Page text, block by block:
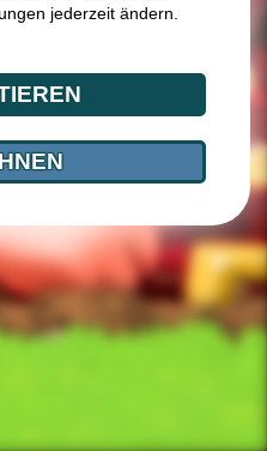
jederzeit ändern.